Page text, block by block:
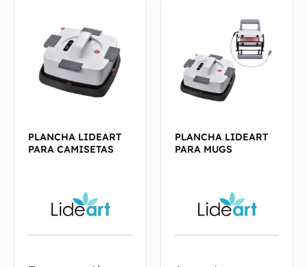
PLANCHA LIDEART
PARA CAMISETAS
PLANCHA LIDEART
PARA MUGS